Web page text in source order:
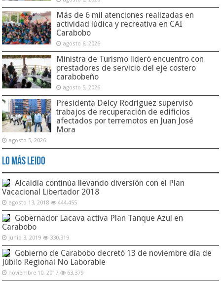
Más de 6 mil atenciones realizadas en
actividad lúdica y recreativa en CAI
Carabobo
agosto 6, 2026
Ministra de Turismo lideró encuentro con
prestadores de servicio del eje costero
carabobeño
agosto 5, 2026
Presidenta Delcy Rodríguez supervisó
trabajos de recuperación de edificios
afectados por terremotos en Juan José
Mora
agosto 5, 2026
Lo Más Leido
Alcaldía continúa llevando diversión con el Plan
Vacacional Libertador 2018
agosto 13, 2018 444,455
Gobernador Lacava activa Plan Tanque Azul en
Carabobo
junio 3, 2019 330,319
Gobierno de Carabobo decretó 13 de noviembre día de
Júbilo Regional No Laborable
noviembre 10, 2017 63,379